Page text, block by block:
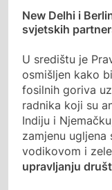
New Delhi i
svjetskih
U središtu je
osmišljen kako
fosilnih goriva
radnika koji su
Indiju i
zamjenu
vodikovom i
upravljanju